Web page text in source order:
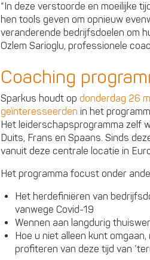
“In deze verstoorde en moeilijke
hen tools geven om opnieuw
veranderende bedrijfsdoelen om
Ozlem Sarioglu, professionele
Coaching
Sparkus houdt op donderdag 26
geïnteresseerden in het
Het leiderschapsprogramma zelf
Duits, Frans en Spaans. Sinds
vanuit deze centrale locatie in
Het programma focust onder
Het herdefiniëren van
vanwege Covid-19
Wennen aan langdurig
Hoe u niet alleen kunt
profiteren van deze tijd van